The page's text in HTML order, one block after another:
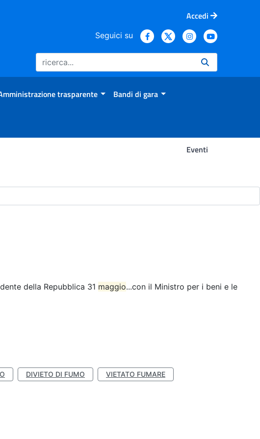
Accedi
Seguici su
trasparente Bandi di gara
Eventi
della Repubblica 31 maggio...con il Ministro per i beni e le
DIVIETO DI FUMO
VIETATO FUMARE